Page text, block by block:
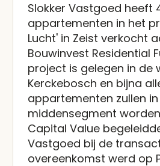
Slokker Vastgoed heeft
appartementen in het
Lucht' in Zeist verkocht
Bouwinvest Residential
project is gelegen in de
Kerckebosch en bijna
appartementen zullen
middensegment
Capital Value
Vastgoed bij de
overeenkomst werd op